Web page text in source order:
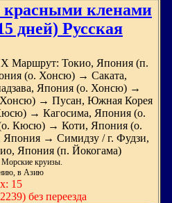
красными кленами
дней) Русская
Маршрут: Токио, Япония (п.
(о. Хонсю) → Саката,
Япония (о. Хонсю) →
Хонсю) → Пусан, Южная Корея
→ Кагосима, Япония (о.
Кюсю) → Коти, Япония (о.
→ Симидзу / г. Фудзи,
Япония (п. Йокогама)
Морские круизы.
в Азию
15
без переезда